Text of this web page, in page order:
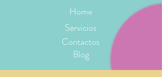
Home
Servicios
Contactos
Blog